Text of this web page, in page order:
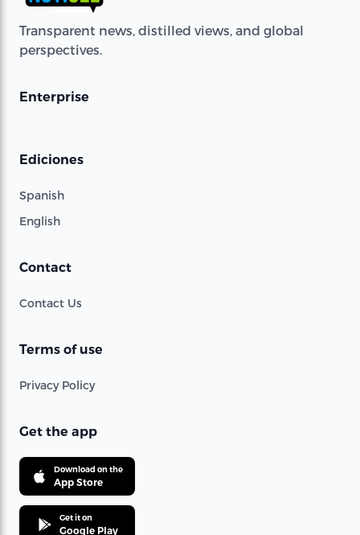
Transparent news, distilled views, and global
perspectives.
Enterprise
Ediciones
Spanish
English
Contact
Contact Us
Terms of use
Privacy Policy
Get the app
Download on the
App Store
Get it on
Google Play